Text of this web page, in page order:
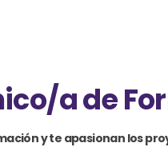
a de
y te apasionan los